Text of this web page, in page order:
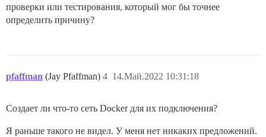
проверки или тестирования, который мог бы точнее
определить причину?
pfaffman (Jay Pfaffman) 14.Май.2022 10:31:18
4
Создает ли что-то сеть Docker для их подключения?
Я раньше такого не видел. У меня нет никаких предложений.